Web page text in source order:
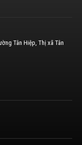
Tân Hiệp, Thị xã Tân